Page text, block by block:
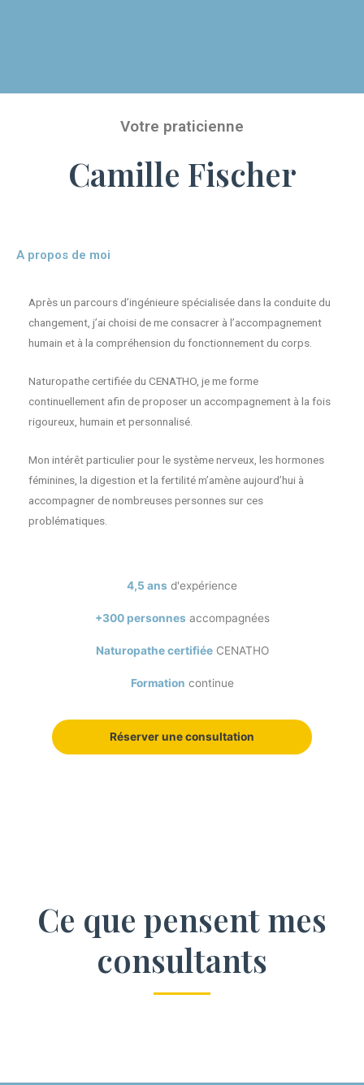
Votre praticienne
Camille Fischer
A propos de moi
Après un parcours d’ingénieure spécialisée dans la conduite du
changement, j’ai choisi de me consacrer à l’accompagnement
humain et à la compréhension du fonctionnement du corps.
Naturopathe certifiée du CENATHO, je me forme
continuellement afin de proposer un accompagnement à la fois
rigoureux, humain et personnalisé.
Mon intérêt particulier pour le système nerveux, les hormones
féminines, la digestion et la fertilité m’amène aujourd’hui à
accompagner de nombreuses personnes sur ces
problématiques.
4,5 ans d'expérience
+300 personnes accompagnées
Naturopathe certifiéeCENATHO
Formation continue
Réserver une consultation
Ce que pensent mes
consultants